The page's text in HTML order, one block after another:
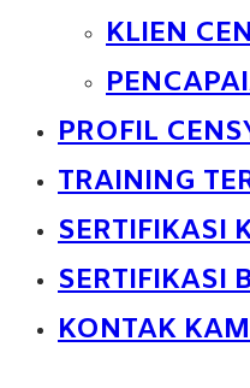
KLIEN
PROFIL
TRAINING
SERTIFIKASI
SERTIFIKASI
KONTAK